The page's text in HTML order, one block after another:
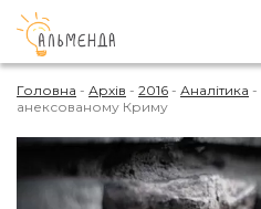
Головна - Архів - 2016 - Аналітика -
анексованому Криму